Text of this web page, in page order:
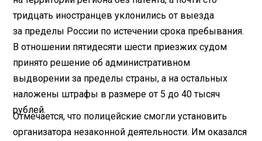
тридцать иностранцев уклонились от выезда
за пределы России по истечении срока пребывания.
В отношении пятидесяти шести приезжих судом
принято решение об административном
выдворении за пределы страны, а на остальных
наложены штрафы в размере от 5 до 40 тысяч
рублей.
Отмечается, что полицейские смогли установить
организатора незаконной деятельности. Им оказался